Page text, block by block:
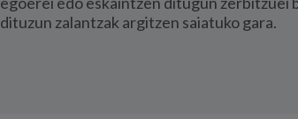
dituzun zalantzak argitzen saiatuko gara.